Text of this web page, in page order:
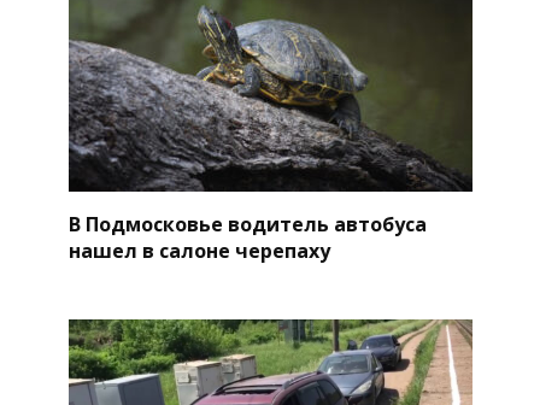
В Подмосковье водитель автобуса
нашел в салоне черепаху